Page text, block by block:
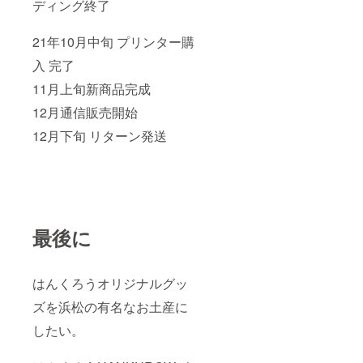
ディング終了
21年10月中旬 プリンター購
入 完了
11月上旬新商品完成
12月通信販売開始
12月下旬 リターン発送
最後に
はんくろうオリジナルグッ
ズを浜松の有名なお土産に
したい。